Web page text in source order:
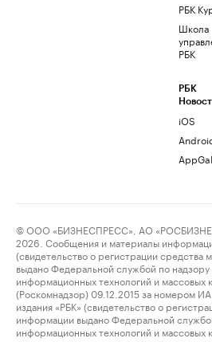
РБК
Школа
РБК
РБК
iOS
© ООО «БИЗНЕСПРЕСС», АО
2026. Сообщения и материалы
(свидетельство о регистрации средства
выдано Федеральной службой по надзору
информационных технологий и массовых
(Роскомнадзор) 09.12.2015 за номером
издания «РБК» (свидетельство о
информации выдано Федеральной
информационных технологий и массовых